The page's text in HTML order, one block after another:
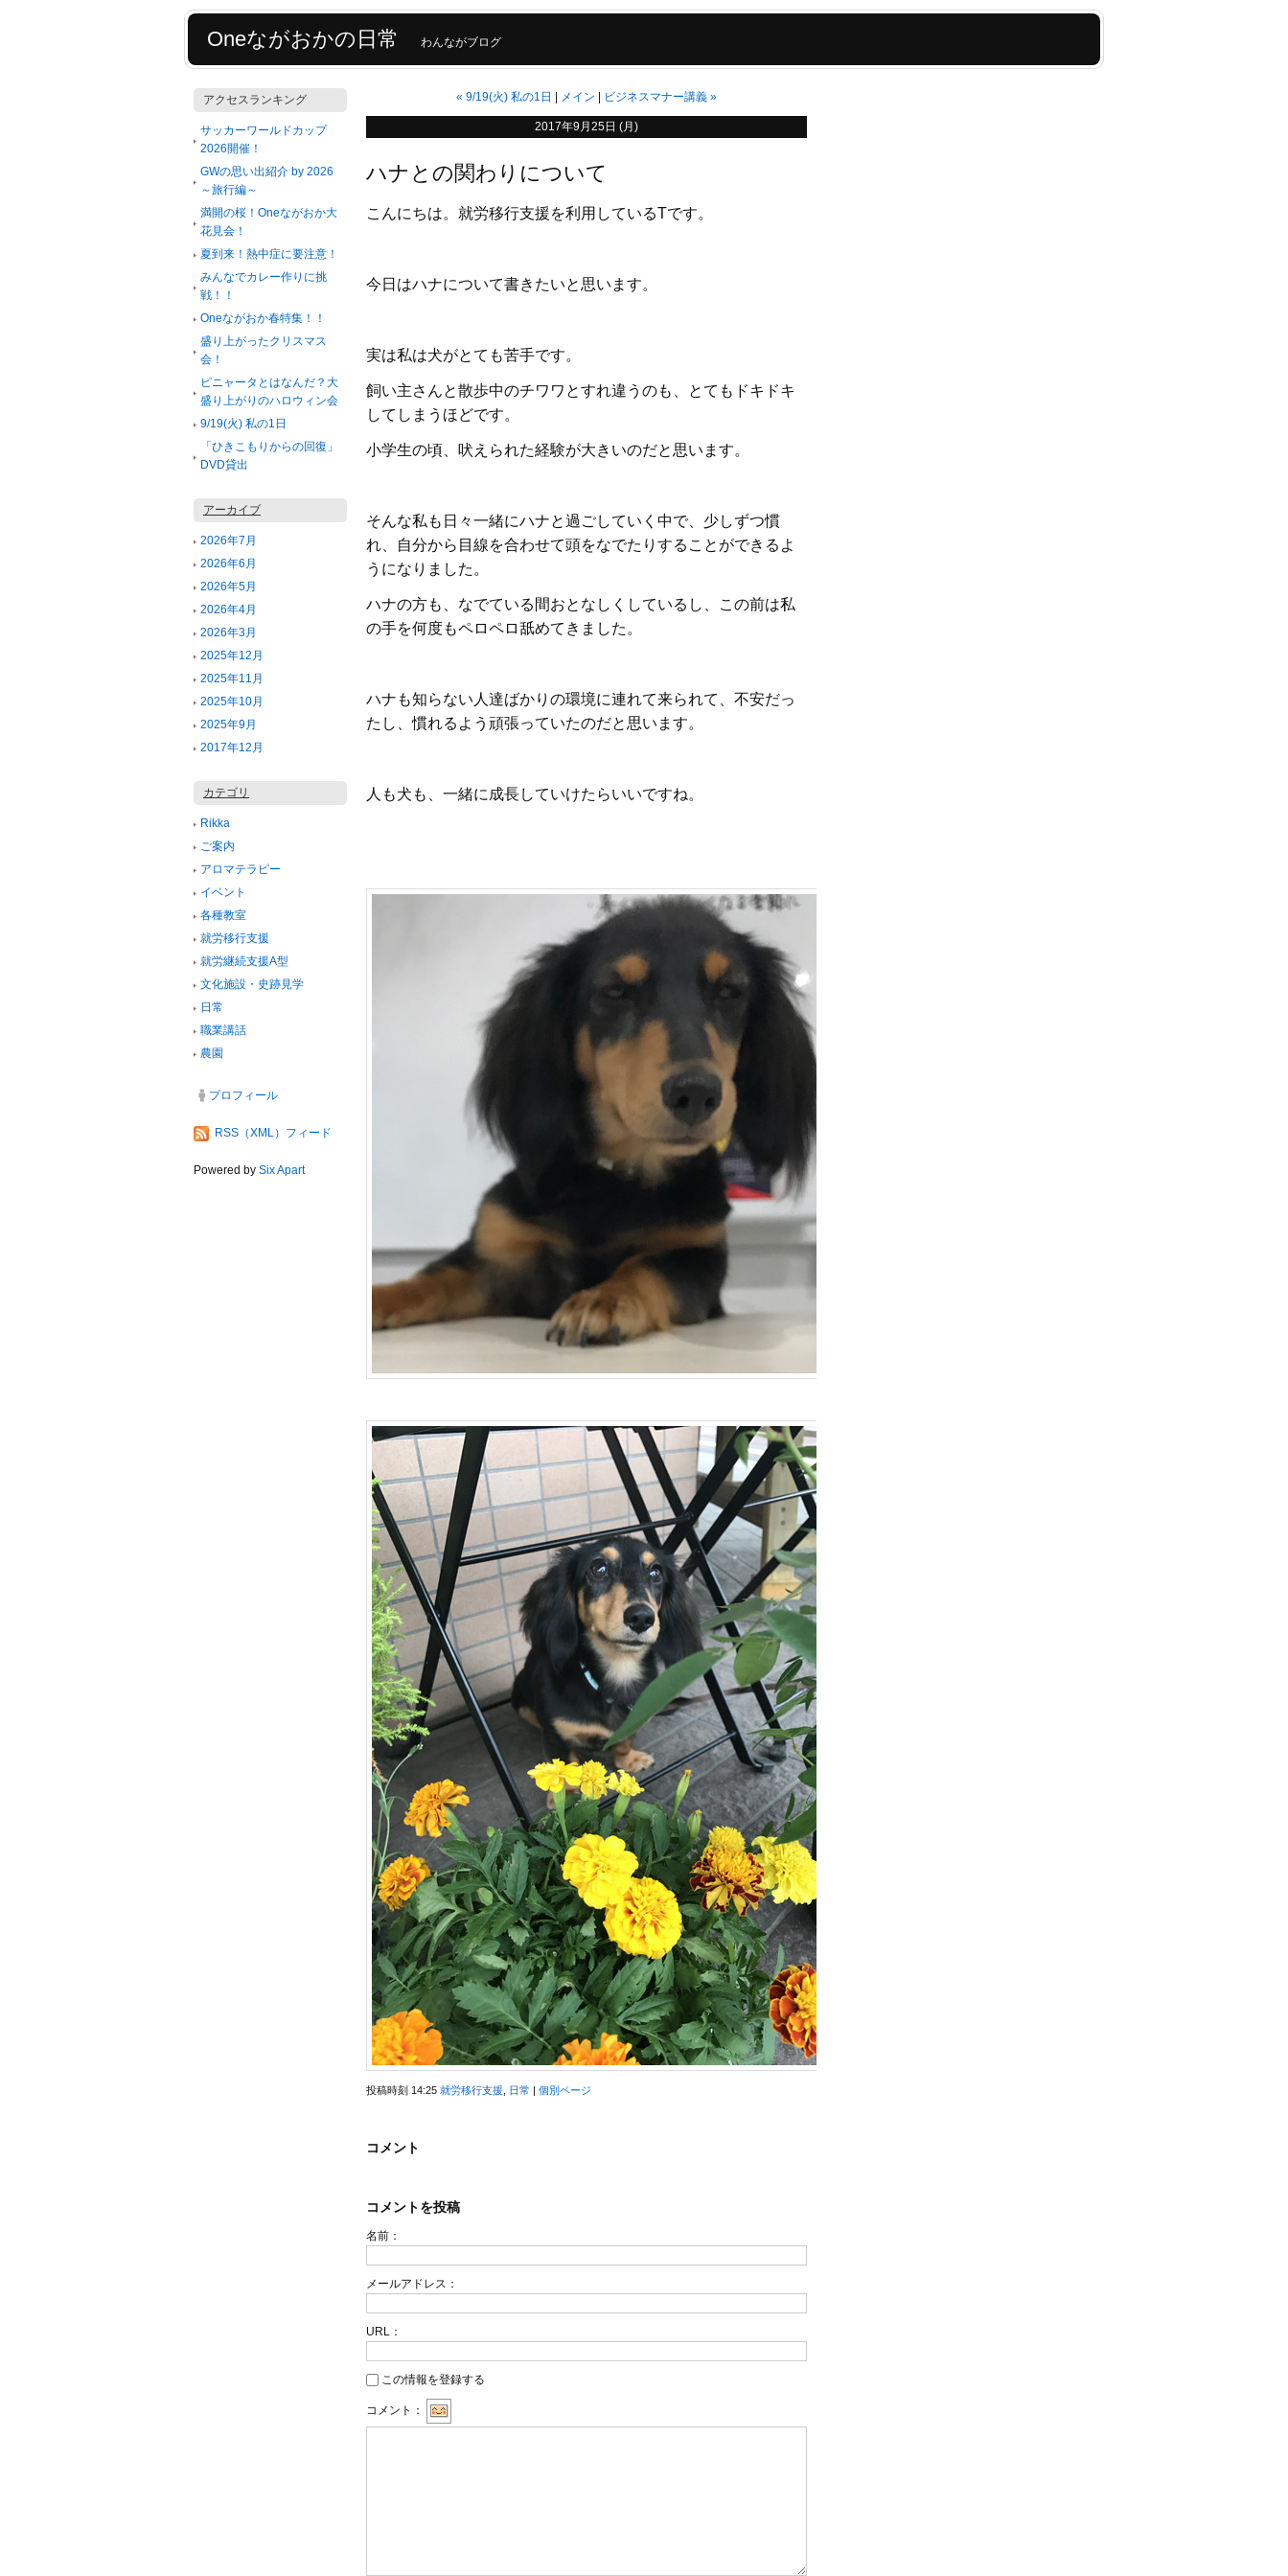
Oneながおかの日常 わんながブログ
アクセスランキング
サッカーワールドカップ
2026開催！
GWの思い出紹介 by 2026
～旅行編～
満開の桜！Oneながおか大
花見会！
夏到来！熱中症に要注意！
みんなでカレー作りに挑
戦！！
Oneながおか春特集！！
盛り上がったクリスマス
会！
ピニャータとはなんだ？大
盛り上がりのハロウィン会
9/19(火) 私の1日
「ひきこもりからの回復」
DVD貸出
アーカイブ
2026年7月
2026年6月
2026年5月
2026年4月
2026年3月
2025年12月
2025年11月
2025年10月
2025年9月
2017年12月
カテゴリ
Rikka
ご案内
アロマテラピー
イベント
各種教室
就労移行支援
就労継続支援A型
文化施設・史跡見学
日常
職業講話
農園
プロフィール
RSS（XML）フィード
Powered by Six Apart
« 9/19(火) 私の1日 メイン ビジネスマナー講義 »
2017年9月25日 (月)
ハナとの関わりについて
こんにちは。就労移行支援を利用しているTです。
今日はハナについて書きたいと思います。
実は私は犬がとても苦手です。
飼い主さんと散歩中のチワワとすれ違うのも、とてもドキドキ
してしまうほどです。
小学生の頃、吠えられた経験が大きいのだと思います。
そんな私も日々一緒にハナと過ごしていく中で、少しずつ慣
れ、自分から目線を合わせて頭をなでたりすることができるよ
うになりました。
ハナの方も、なでている間おとなしくしているし、この前は私
の手を何度もペロペロ舐めてきました。
ハナも知らない人達ばかりの環境に連れて来られて、不安だっ
たし、慣れるよう頑張っていたのだと思います。
人も犬も、一緒に成長していけたらいいですね。
投稿時刻 14:25 就労移行支援 日常 | 個別ページ
コメント
コメントを投稿
名前：
メールアドレス：
URL：
この情報を登録する
コメント：